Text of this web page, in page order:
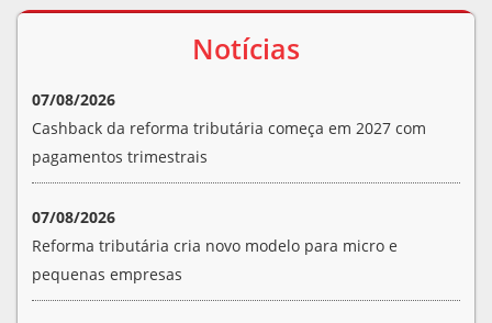
Notícias
07/08/2026
Cashback da reforma tributária começa em 2027 com
pagamentos trimestrais
07/08/2026
Reforma tributária cria novo modelo para micro e
pequenas empresas